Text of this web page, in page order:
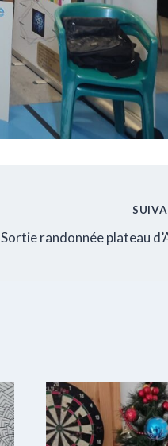
Sortie randonnée plateau